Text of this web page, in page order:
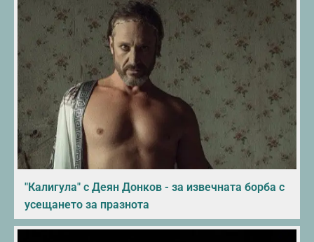
"Калигула" с Деян Донков - за извечната борба с
усещането за празнота